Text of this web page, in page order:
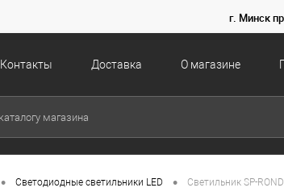
г. Минск
Контакты Доставка О магазине
• Светодиодные светильники LED • Светильник SP-